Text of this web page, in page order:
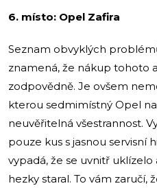
6. místo: Opel Zafira
Seznam obvyklých
znamená, že nákup tohoto
zodpovědně. Je ovšem
kterou sedmimístný Opel
neuvěřitelná všestrannost.
pouze kus s jasnou servisní
vypadá, že se uvnitř
hezky staral. To vám zaručí,